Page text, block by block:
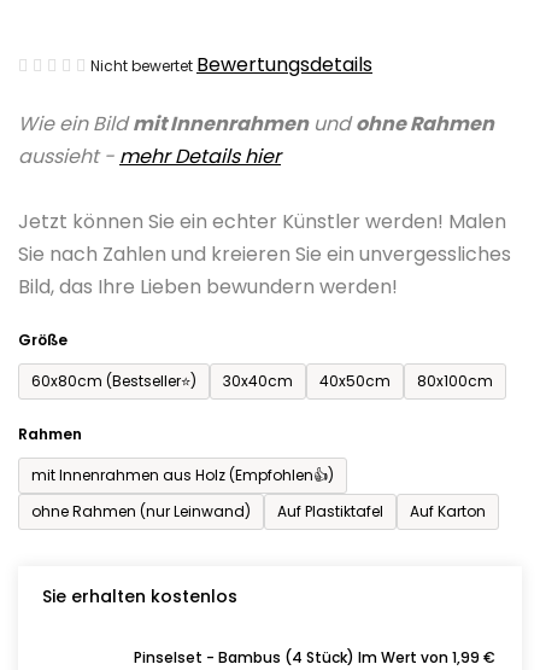
Wie ein Bildmit Innenrahmenundohne Rahmen
aussieht - mehr Details hier
Jetzt können Sie ein echter Künstler werden! Malen
Sie nach Zahlen und kreieren Sie ein unvergessliches
Bild, das Ihre Lieben bewundern werden!
Größe
60x80cm (Bestseller⭐)
30x40cm 40x50cm 80x100cm
Rahmen
mit Innenrahmen aus Holz (Empfohlen👍)
ohne Rahmen (nur Leinwand)
Auf Plastiktafel Auf Karton
Sie erhalten kostenlos
Pinselset - Bambus (4 Stück) Im Wert von 1,99 €
Die
Produktbewertung
ist
von
5
Sternen.
Nicht bewertet Bewertungsdetails